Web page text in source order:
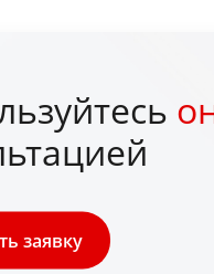
заявку